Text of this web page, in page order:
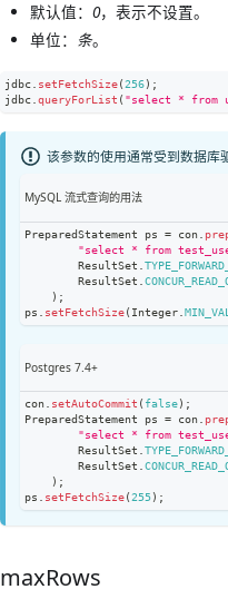
默认值： 0，表示不设置。
单位： 条。
jdbc. setFetchSize(256) ;
jdbc. queryForList ( "select * from
该参数的使用通常受到数据库
MySQL 流式查询的用法
PreparedStatement ps = con
"select * from
ResultSet
.
ResultSet
.
) ;
ps
setFetchSize( Integer .
Postgres 7.4+
con. setAutoCommit ( false) ;
PreparedStatement
ps = con.
"select * from
ResultSet .
ResultSet .
) ;
ps . setFetchSize(255) ;
maxRows